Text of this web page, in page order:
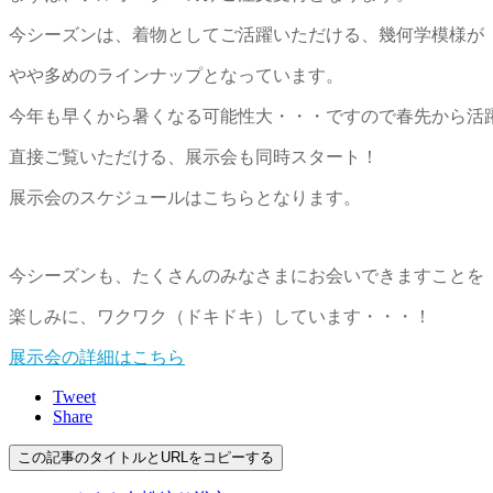
今シーズンは、着物としてご活躍いただける、幾何学模様が
やや多めのラインナップとなっています。
今年も早くから暑くなる可能性大・・・ですので春先から活
直接ご覧いただける、展示会も同時スタート！
展示会のスケジュールはこちらとなります。
今シーズンも、たくさんのみなさまにお会いできますことを
楽しみに、ワクワク（ドキドキ）しています・・・！
展示会の詳細はこちら
Tweet
Share
この記事のタイトルとURLをコピーする